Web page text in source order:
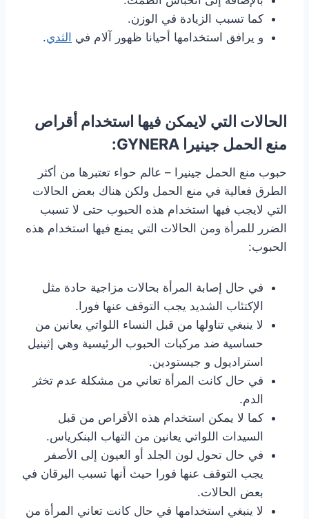
كما تسبب الزيادة في الوزن.
و يرافق استخدامها أحيانا ظهور آلام في الثدي.
الحالات التي لايمكن فيها استخدام أقراص
منع الحمل جينيرا GYNERA:
حبوب منع الحمل جينيرا – عالم حواء تعتبرها من أكثر
الطرق فعالية في منع الحمل ولكن هناك بعض الحالات
التي لايجب فيها استخدام هذه الحبوب حتى لا تسبب
الضرر للمرأة ومن الحالات التي يمنع فيها استخدام هذه
الحبوب:
في حال إصابة المرأة بحالات مزاجية حادة مثل
الإكتئاب الشديد يجب التوقف عنها فورا.
لا ينبغي تناولها من قبل النساء اللواتي يعانين من
حساسية ضد مركبات الحبوب الرئيسية وهي إثينيل
استراديول و جيستودين.
في حال كانت المرأة تعاني من مشكلة عدم تخثر
الدم.
كما لا يمكن استخدام هذه الأقراص من قبل
السيدات اللواتي يعانين من التهاب البنكرياس.
في حال تحول لون الجلد أو العيون إلى الأصفر
يجب التوقف عنها فورا حيث أنها تسبب اليرقان في
بعض الحالات.
لا ينبغي استخدامها في حال كانت تعاني المرأة من